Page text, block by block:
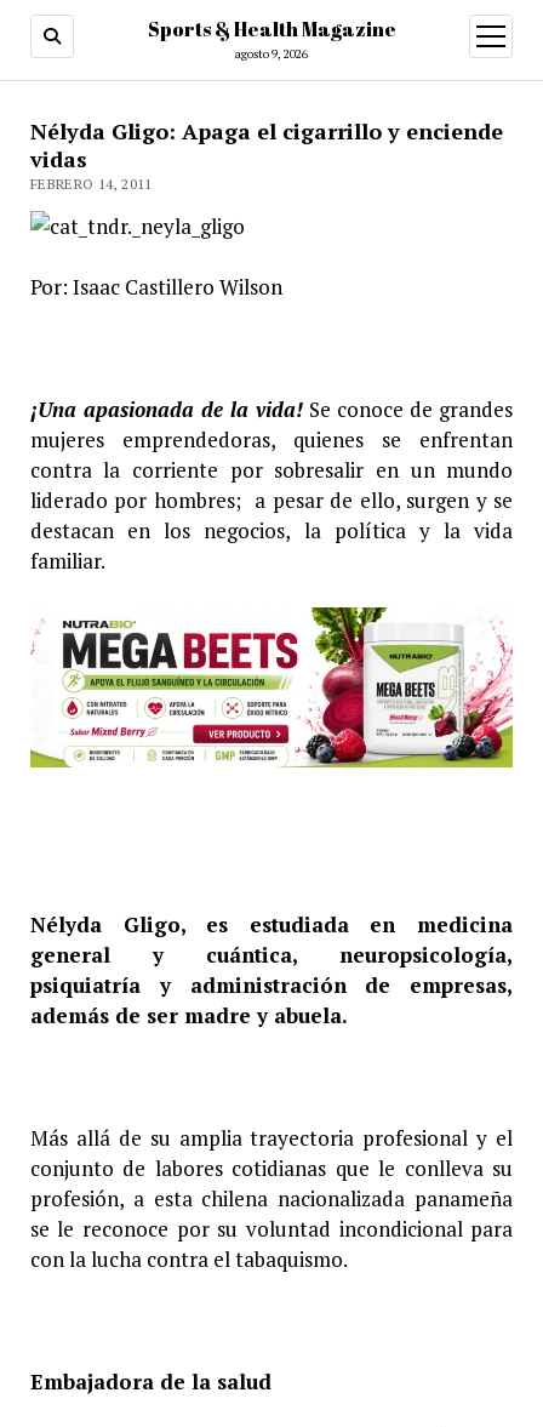
Sports & Health Magazine
agosto 9, 2026
abrir
menú
Nélyda Gligo: Apaga el cigarrillo y enciende
vidas
FEBRERO 14, 2011
Por: Isaac Castillero Wilson
¡Una apasionada de la vida! Se conoce de grandes
mujeres emprendedoras, quienes se enfrentan
contra la corriente por sobresalir en un mundo
liderado por hombres; a pesar de ello, surgen y se
destacan en los negocios, la política y la vida
familiar.
Nélyda Gligo, es estudiada en medicina
general y cuántica, neuropsicología,
psiquiatría y administración de empresas,
además de ser madre y abuela.
Más allá de su amplia trayectoria profesional y el
conjunto de labores cotidianas que le conlleva su
profesión, a esta chilena nacionalizada panameña
se le reconoce por su voluntad incondicional para
con la lucha contra el tabaquismo.
Embajadora de la salud